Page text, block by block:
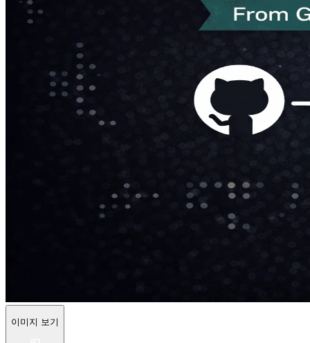
이미지 보기